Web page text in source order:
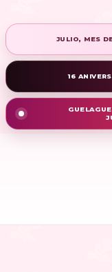
JULIO, MES
16